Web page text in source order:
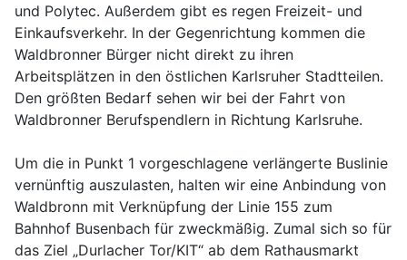
und Polytec. Außerdem gibt es regen Freizeit- und
Einkaufsverkehr. In der Gegenrichtung kommen die
Waldbronner Bürger nicht direkt zu ihren
Arbeitsplätzen in den östlichen Karlsruher Stadtteilen.
Den größten Bedarf sehen wir bei der Fahrt von
Waldbronner Berufspendlern in Richtung Karlsruhe.
Um die in Punkt 1 vorgeschlagene verlängerte Buslinie
vernünftig auszulasten, halten wir eine Anbindung von
Waldbronn mit Verknüpfung der Linie 155 zum
Bahnhof Busenbach für zweckmäßig. Zumal sich so für
das Ziel „Durlacher Tor/KIT“ ab dem Rathausmarkt